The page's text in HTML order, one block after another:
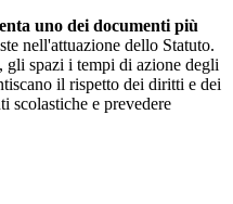
uno dei documenti più
nell'attuazione dello Statuto.
gli spazi i tempi di azione degli
il rispetto dei diritti e dei
scolastiche e prevedere